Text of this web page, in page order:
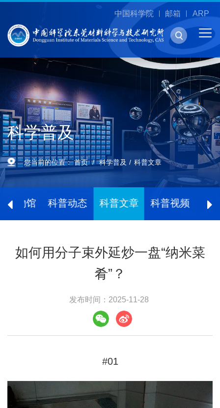
中国科学院 邮箱 ARP
科学普及
您当前的位置：首页 科学普及 科普文章
博物馆 科普动态 科普文章 科普视频
如何用分子束外延炒一盘“纳米菜
肴”？
发布时间：2025-11-28
#01